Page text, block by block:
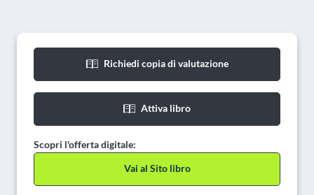
Richiedi copia di valutazione
Attiva libro
Scopri l'offerta digitale:
Vai al Sito libro